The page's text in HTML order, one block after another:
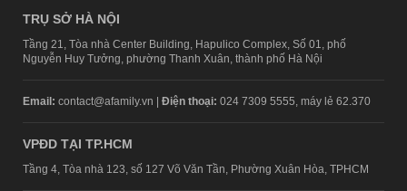
TRỤ SỞ HÀ NỘI
Tầng 21, Tòa nhà Center Building, Hapulico Complex, Số 01, phố
Nguyễn Huy Tưởng, phường Thanh Xuân, thành phố Hà Nội
Email: contact@afamily.vn | Điện thoại: 024 7309 5555, máy lẻ 62.370
VPĐD TẠI TP.HCM
Tầng 4, Tòa nhà 123, số 127 Võ Văn Tần, Phường Xuân Hòa, TPHCM